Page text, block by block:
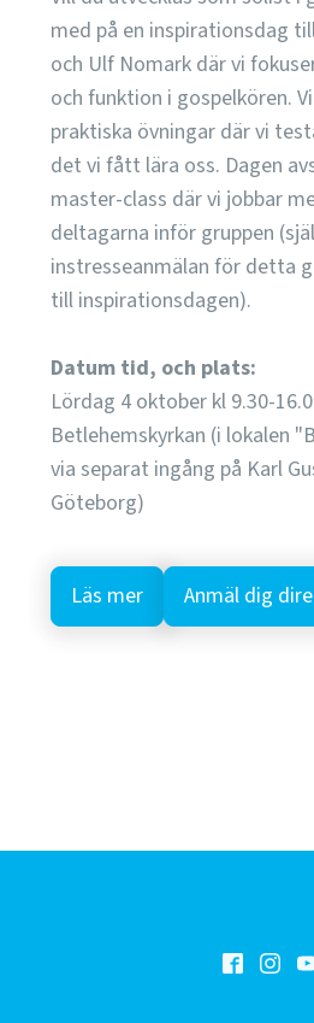
med på en inspirationsdag
och Ulf Nomark där vi
och funktion i gospelkören.
praktiska övningar där vi
det vi fått lära oss. Dagen
master-class där vi jobbar
deltagarna inför gruppen
instresseanmälan för detta
till inspirationsdagen).
Datum tid, och plats:
Lördag 4 oktober kl 9.30-
Betlehemskyrkan (i lokalen
via separat ingång på Karl
Göteborg)
Läs mer Anmäl dig